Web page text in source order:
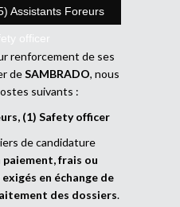
Assistants Foreurs
officer
renforcement de ses
deSAMBRADO, nous
suivants :
(1) Safety officer
de candidature
paiement, frais ou
en échange de
des dossiers.